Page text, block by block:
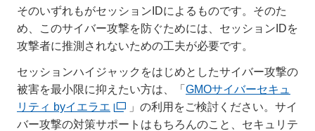
そのいずれもがセッションIDによるものです。そのた
め、このサイバー攻撃を防ぐためには、セッションIDを
攻撃者に推測されないための工夫が必要です。
セッションハイジャックをはじめとしたサイバー攻撃の
被害を最小限に抑えたい方は、「 GMOサイバーセキュ
リティ byイエラエ
」の利用をご検討ください。サイ
バー攻撃の対策サポートはもちろんのこと、セキュリテ